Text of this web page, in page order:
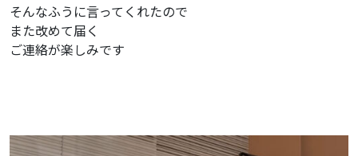
そんなふうに言ってくれたので
また改めて届く
ご連絡が楽しみです